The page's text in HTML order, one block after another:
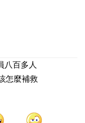
八百多人
怎麼補救